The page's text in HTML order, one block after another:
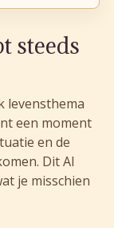
steeds
levensthema
een moment
en de
Dit AI
je misschien